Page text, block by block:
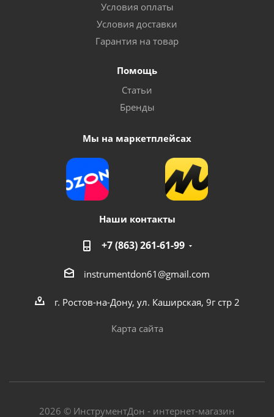
Условия оплаты
Условия доставки
Гарантия на товар
Помощь
Статьи
Бренды
Мы на маркетплейсах
Наши контакты
+7 (863) 261-61-99
instrumentdon61@gmail.com
г. Ростов-на-Дону, ул. Каширская, 9г стр 2
Карта сайта
2026 © ИнструментДон - интернет-магазин